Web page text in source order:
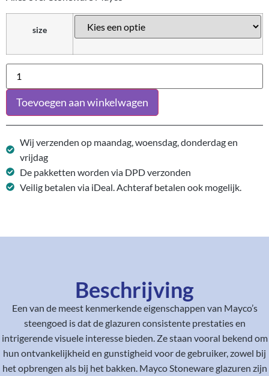
size
Toevoegen aan winkelwagen
Wij verzenden op maandag, woensdag, donderdag en
vrijdag
De pakketten worden via DPD verzonden
Veilig betalen via iDeal. Achteraf betalen ook mogelijk.
Beschrijving
Een van de meest kenmerkende eigenschappen van Mayco’s
steengoed is dat de glazuren consistente prestaties en
intrigerende visuele interesse bieden. Ze staan vooral bekend om
hun ontvankelijkheid en gunstigheid voor de gebruiker, zowel bij
het opbrengen als bij het bakken. Mayco Stoneware glazuren zijn